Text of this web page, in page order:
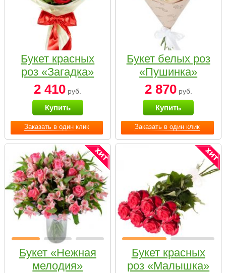
Заказать в один клик
Букет красных
роз «Загадка»
2 410 руб.
Купить
Заказать в один клик
Букет белых роз
«Пушинка»
2 870руб.
Купить
Букет «Нежная
мелодия»
Букет красных
роз «Малышка»